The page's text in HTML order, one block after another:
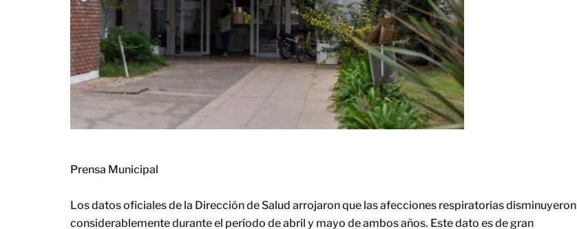
Prensa Municipal
Los datos oficiales de la Dirección de Salud arrojaron que las afecciones respiratorias disminuyeron
considerablemente durante el período de abril y mayo de ambos años. Este dato es de gran